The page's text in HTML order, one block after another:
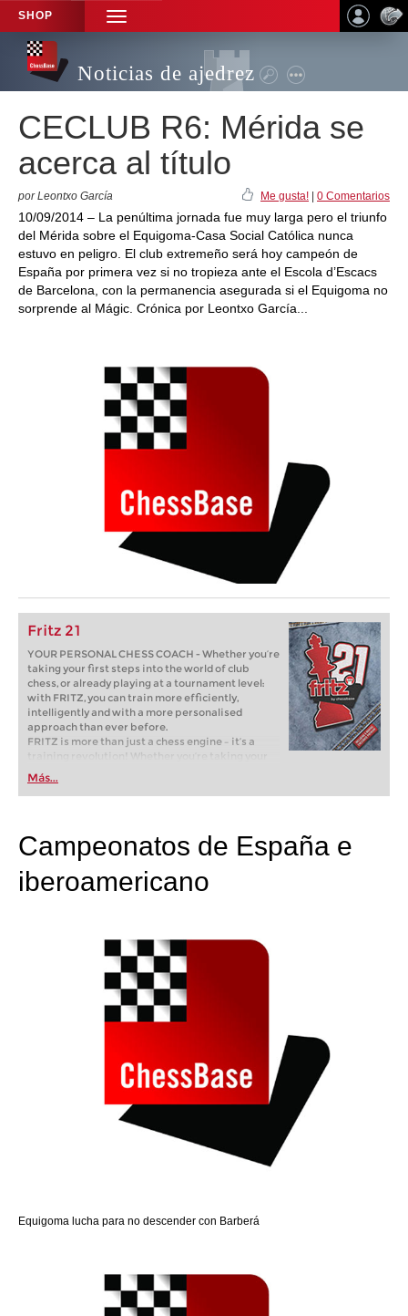
SHOP
TOGGLE
NAVIGATION
Noticias de ajedrez
CECLUB R6: Mérida se
acerca al título
por Leontxo García Me gusta! 0 Comentarios
10/09/2014 – La penúltima jornada fue muy larga pero el triunfo
del Mérida sobre el Equigoma-Casa Social Católica nunca
estuvo en peligro. El club extremeño será hoy campeón de
España por primera vez si no tropieza ante el Escola d’Escacs
de Barcelona, con la permanencia asegurada si el Equigoma no
sorprende al Mágic. Crónica por Leontxo García...
Fritz 21
YOUR PERSONAL CHESS COACH - Whether you’re
taking your first steps into the world of club
chess, or already playing at a tournament level:
with FRITZ, you can train more efficiently,
intelligently and with a more personalised
approach than ever before.
FRITZ is more than just a chess engine – it’s a
training revolution! Whether you’re taking your
first steps into the world of club chess, or already
playing at a tournament level: with FRITZ, you can
train more efficiently, intelligently and with a
Más...
Campeonatos de España e
iberoamericano
Equigoma lucha para no descender con Barberá